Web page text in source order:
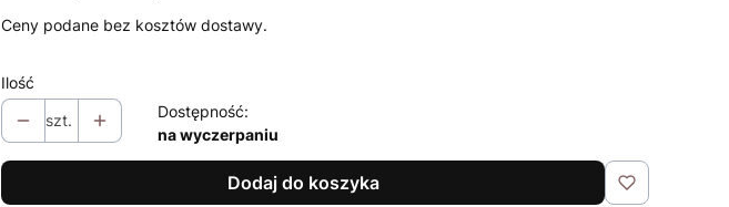
Ceny podane bez kosztów dostawy.
Ilość
szt.
Dostępność:
na wyczerpaniu
Dodaj do koszyka